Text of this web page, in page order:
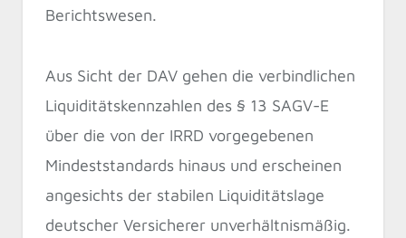
Berichtswesen.
Aus Sicht der DAV gehen die verbindlichen
Liquiditätskennzahlen des § 13 SAGV-E
über die von der IRRD vorgegebenen
Mindeststandards hinaus und erscheinen
angesichts der stabilen Liquiditätslage
deutscher Versicherer unverhältnismäßig.